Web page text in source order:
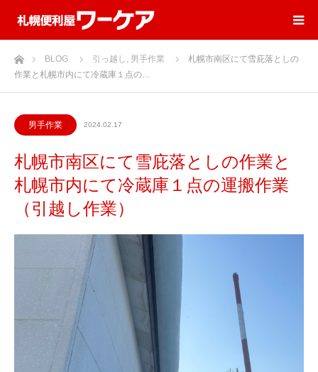
ホームBLOG 引っ越し , 男手作業
札幌市南区にて雪庇落としの
作業と札幌市内にて冷蔵庫１点の…
男手作業 2024.02.17
札幌市南区にて雪庇落としの作業と
札幌市内にて冷蔵庫１点の運搬作業
（引越し作業）